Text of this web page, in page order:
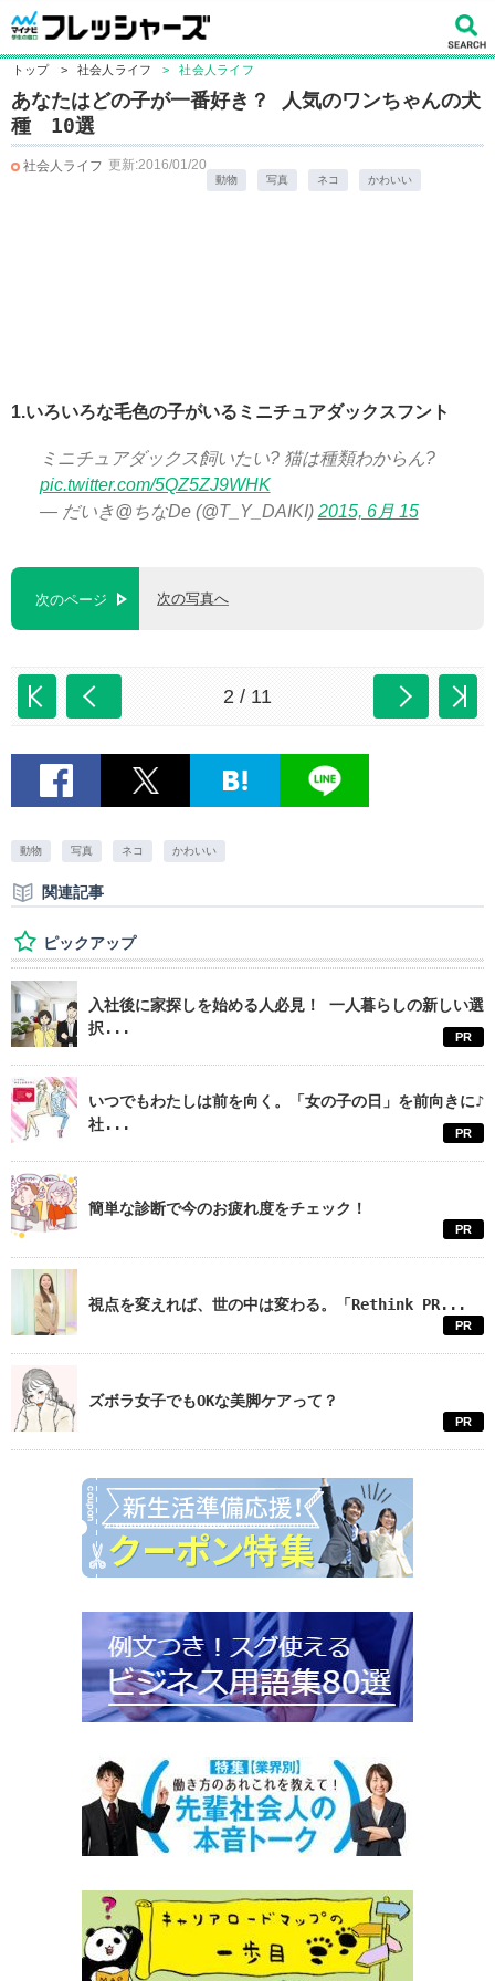
トップ > 社会人ライフ > 社会人ライフ
あなたはどの子が一番好き？ 人気のワンちゃんの犬
種 10選
社会人ライフ 更新:2016/01/20
動物 写真 ネコ かわいい
1.いろいろな毛色の子がいるミニチュアダックスフント
ミニチュアダックス飼いたい? 猫は種類わからん?
pic.twitter.com/5QZ5ZJ9WHK
— だいき@ちなDe (@T_Y_DAIKI) 2015, 6月 15
次のページ 次の写真へ
2 / 11
動物 写真 ネコ かわいい
関連記事
ピックアップ
入社後に家探しを始める人必見！ 一人暮らしの新しい選
択...
PR
いつでもわたしは前を向く。「女の子の日」を前向きに♪
社...
PR
簡単な診断で今のお疲れ度をチェック！
PR
視点を変えれば、世の中は変わる。「Rethink PR...
PR
ズボラ女子でもOKな美脚ケアって？
PR